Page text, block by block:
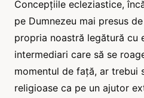
Concepțiile ecleziastice,
pe Dumnezeu mai presus
propria noastră legătură cu
intermediari care să se
momentul de față, ar trebui
religioase ca pe un ajutor